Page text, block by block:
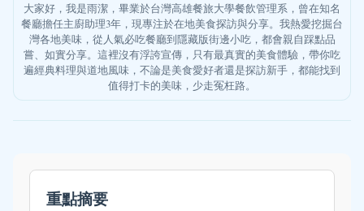
大家好，我是雨潔，畢業於台灣高雄餐旅大學餐飲管理系，曾在知名
餐廳擔任主廚助理3年，現專注於在地美食探訪與分享。我熱愛挖掘台
灣各地美味，從人氣必吃餐廳到隱藏版街邊小吃，都會親自踩點品
嘗、如實分享。這裡沒有浮誇宣傳，只有最真實的美食體驗，帶你吃
遍經典料理與道地風味，不論是美食愛好者還是探訪新手，都能找到
值得打卡的美味，少走冤枉路。
重點摘要